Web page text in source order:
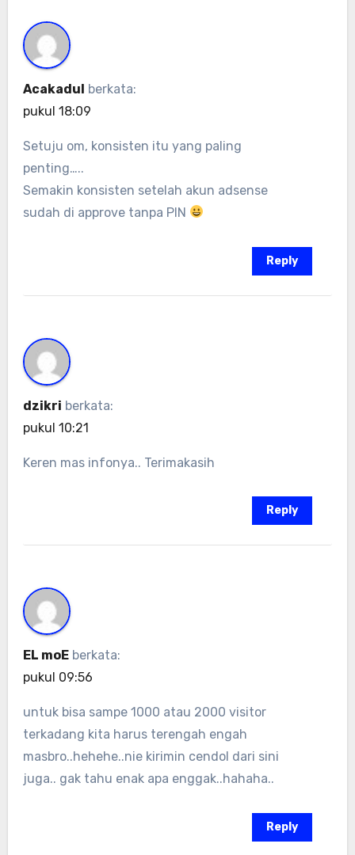
Acakadul berkata:
pukul 18:09
Setuju om, konsisten itu yang paling
penting…..
Semakin konsisten setelah akun adsense
sudah di approve tanpa PIN
Reply
dzikri berkata:
pukul 10:21
Keren mas infonya.. Terimakasih
Reply
EL moE berkata:
pukul 09:56
untuk bisa sampe 1000 atau 2000 visitor
terkadang kita harus terengah engah
masbro..hehehe..nie kirimin cendol dari sini
juga.. gak tahu enak apa enggak..hahaha..
Reply